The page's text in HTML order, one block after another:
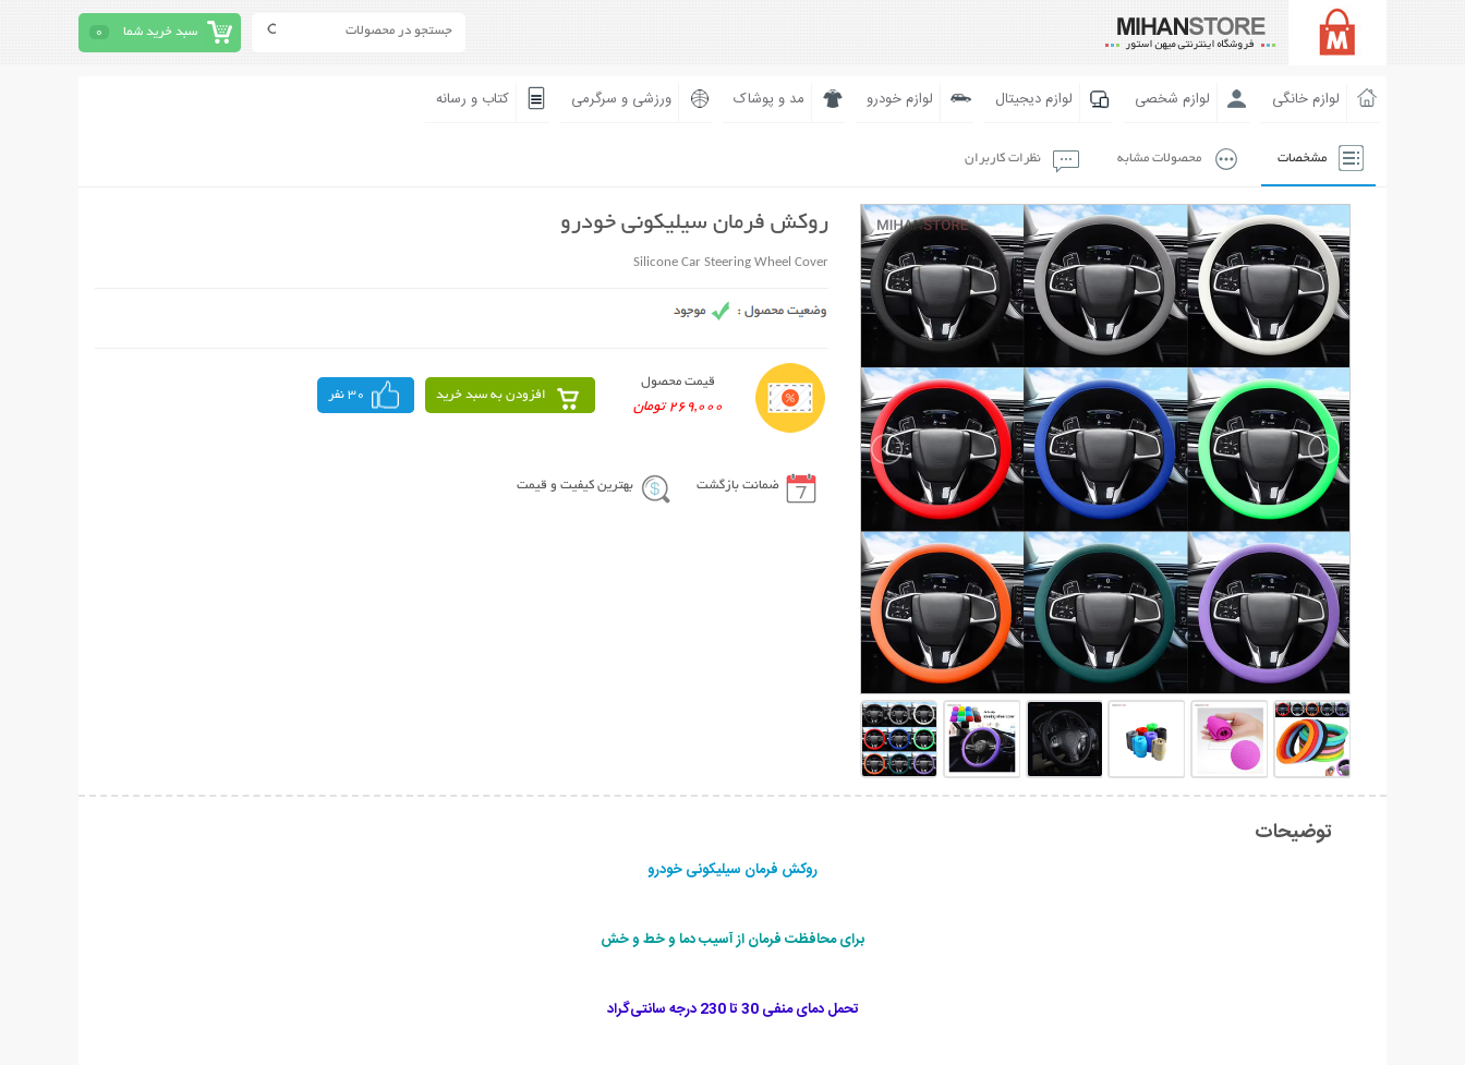
سبد خرید شما 0
لوازم خانگی لوازم شخصی لوازم دیجیتال لوازم خودرو مد و پوشاک ورزشی و سرگرمی کتاب و رسانه
مشخصات محصولات مشابه نظرات کاربران
روکش فرمان سیلیکونی خودرو
Silicone Car Steering Wheel Cover
قیمت محصول
269,000 تومان
افزودن به سبد خرید 30 نفر
ضمانت بازگشت بهترین کیفیت و قیمت
توضیحات
روکش فرمان سیلیکونی خودرو
برای محافظت فرمان از آسیب دما و خط و خش
تحمل دمای منفی 30 تا 230 درجه سانتی‌گراد